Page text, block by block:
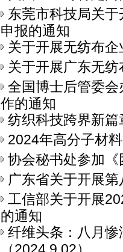
东莞市科技局关
申报的通知
关于开展无纺布
关于开展广东无
全国博士后管委
作的通知
纺织科技跨界新
2024年高分子材
协会秘书处参加
广东省关于开展
工信部关于开展
的通知
纤维头条：八月